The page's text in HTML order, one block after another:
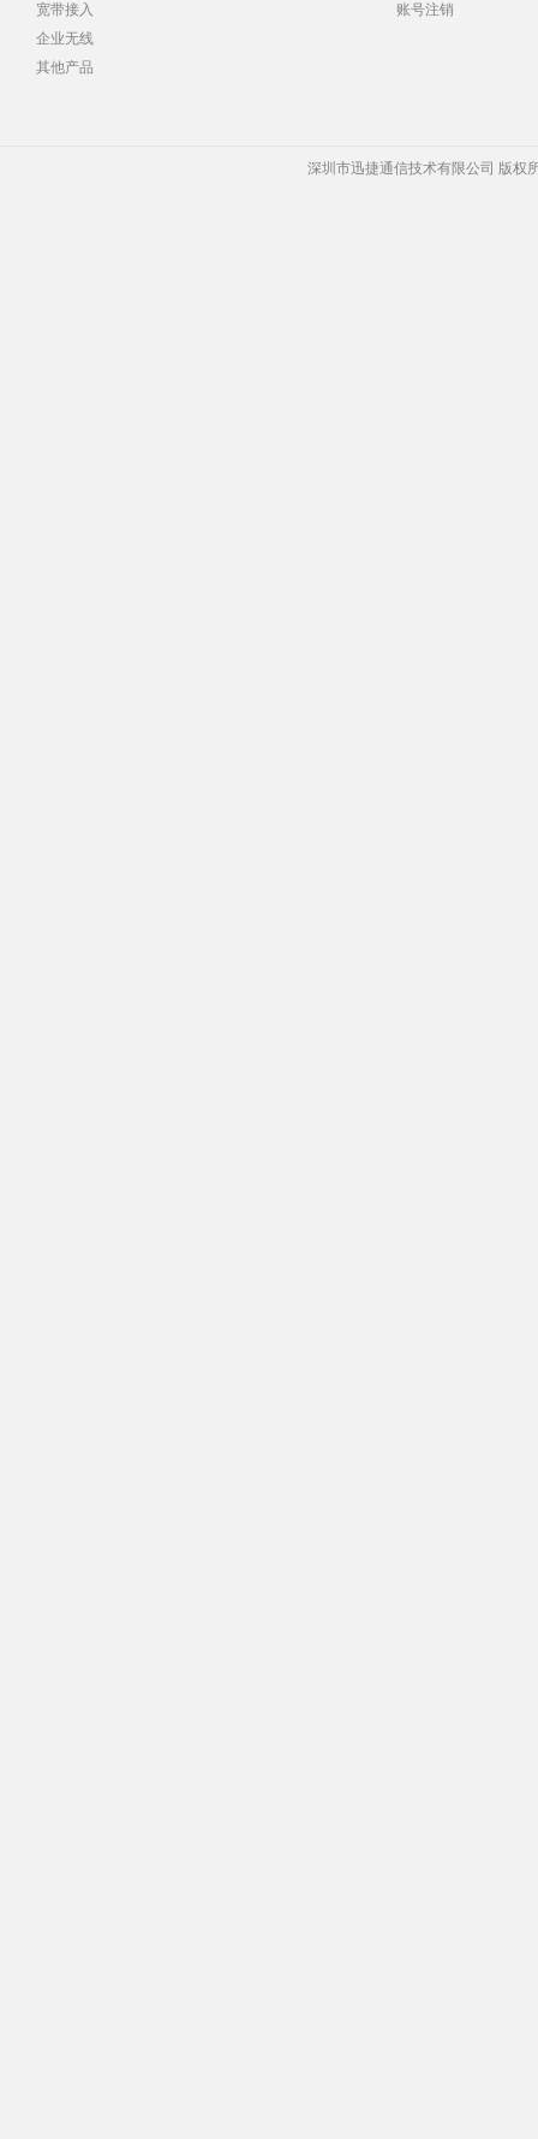
宽带接入
企业无线
其他产品
账号注销
深圳市迅捷通信技术有限公司 版权